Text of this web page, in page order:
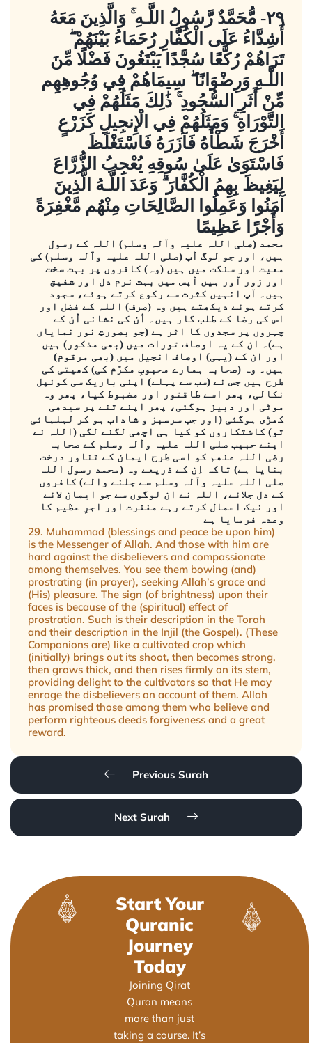
٢٩- مُّحَمَّدٌ رَّسُولُ اللَّـهِ ۚ وَالَّذِينَ مَعَهُ
أَشِدَّاءُ عَلَى الْكُفَّارِ رُحَمَاءُ بَيْنَهُمْ ۖ
تَرَاهُمْ رُكَّعًا سُجَّدًا يَبْتَغُونَ فَضْلًا مِّنَ
اللَّـهِ وَرِضْوَانًا ۖ سِيمَاهُمْ فِي وُجُوهِهِم
مِّنْ أَثَرِ السُّجُودِ ۚ ذَٰلِكَ مَثَلُهُمْ فِي
التَّوْرَاةِ ۚ وَمَثَلُهُمْ فِي الْإِنجِيلِ كَزَرْعٍ
أَخْرَجَ شَطْأَهُ فَآزَرَهُ فَاسْتَغْلَظَ
فَاسْتَوَىٰ عَلَىٰ سُوقِهِ يُعْجِبُ الزُّرَّاعَ
لِيَغِيظَ بِهِمُ الْكُفَّارَ ۗ وَعَدَ اللَّـهُ الَّذِينَ
آمَنُوا وَعَمِلُوا الصَّالِحَاتِ مِنْهُم مَّغْفِرَةً
وَأَجْرًا عَظِيمًا
محمد (صلی اللہ علیہ وآلہ وسلم) اللہ کے رسول
ہیں، اور جو لوگ آپ (صلی اللہ علیہ وآلہ وسلم) کی
معیت اور سنگت میں ہیں (وہ) کافروں پر بہت سخت
اور زور آور ہیں آپس میں بہت نرم دل اور شفیق
ہیں۔ آپ انہیں کثرت سے رکوع کرتے ہوئے، سجود
کرتے ہوئے دیکھتے ہیں وہ (صرف) اللہ کے فضل اور
اس کی رضا کے طلب گار ہیں۔ اُن کی نشانی اُن کے
چہروں پر سجدوں کا اثر ہے (جو بصورتِ نور نمایاں
ہے)۔ ان کے یہ اوصاف تورات میں (بھی مذکور) ہیں
اور ان کے (یہی) اوصاف انجیل میں (بھی مرقوم)
ہیں۔ وہ (صحابہ ہمارے محبوبِ مکرّم کی) کھیتی کی
طرح ہیں جس نے (سب سے پہلے) اپنی باریک سی کونپل
نکالی، پھر اسے طاقتور اور مضبوط کیا، پھر وہ
موٹی اور دبیز ہوگئی، پھر اپنے تنے پر سیدھی
کھڑی ہوگئی (اور جب سرسبز و شاداب ہو کر لہلہائی
تو) کاشتکاروں کو کیا ہی اچھی لگنے لگی (اللہ نے
اپنے حبیب صلی اللہ علیہ وآلہ وسلم کے صحابہ
رضی اللہ عنھم کو اسی طرح ایمان کے تناور درخت
بنایا ہے) تاکہ اِن کے ذریعے وہ (محمد رسول اللہ
صلی اللہ علیہ وآلہ وسلم سے جلنے والے) کافروں
کے دل جلائے، اللہ نے ان لوگوں سے جو ایمان لائے
اور نیک اعمال کرتے رہے مغفرت اور اجرِ عظیم کا
وعدہ فرمایا ہے
29. Muhammad (blessings and peace be upon him)
is the Messenger of Allah. And those with him are
hard against the disbelievers and compassionate
among themselves. You see them bowing (and)
prostrating (in prayer), seeking Allah’s grace and
(His) pleasure. The sign (of brightness) upon their
faces is because of the (spiritual) effect of
prostration. Such is their description in the Torah
and their description in the Injil (the Gospel). (These
Companions are) like a cultivated crop which
(initially) brings out its shoot, then becomes strong,
then grows thick, and then rises firmly on its stem,
providing delight to the cultivators so that He may
enrage the disbelievers on account of them. Allah
has promised those among them who believe and
perform righteous deeds forgiveness and a great
reward.
Previous Surah
Next Surah
Start Your
Quranic
Journey
Today
Joining Qirat
Quran means
more than just
taking a course. It’s